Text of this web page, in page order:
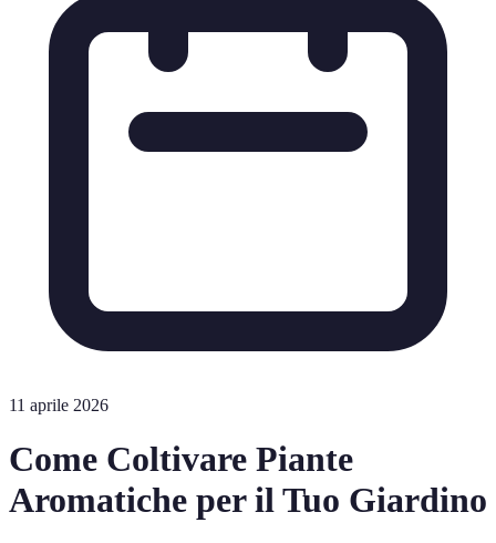
11 aprile 2026
Come Coltivare Piante
Aromatiche per il Tuo Giardino